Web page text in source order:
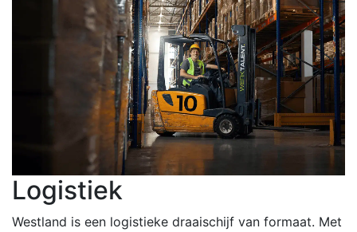
Logistiek
Westland is een logistieke draaischijf van formaat. Met